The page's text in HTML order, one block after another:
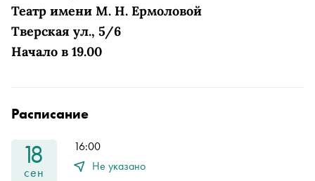
Театр имени М. Н. Ермоловой
Тверская ул., 5/6
Начало в 19.00
Расписание
18
сен
16:00
Не указано